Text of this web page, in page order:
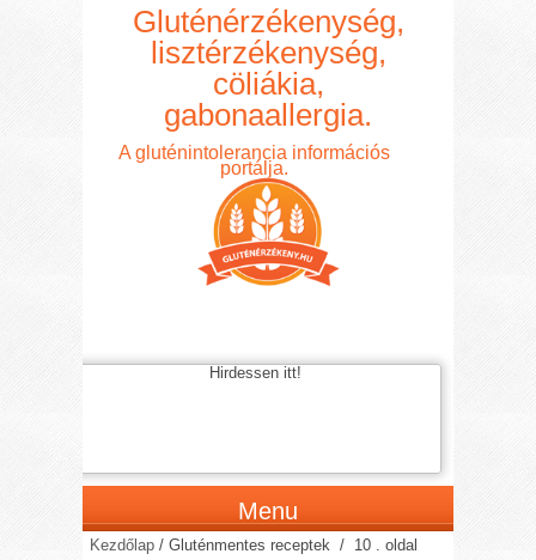
Gluténérzékenység,
lisztérzékenység,
cöliákia,
gabonaallergia.
A gluténintolerancia információs
portálja.
Hirdessen itt!
Menu
Kezdőlap /Gluténmentes receptek / 10 . oldal